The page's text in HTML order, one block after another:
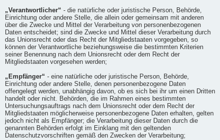
„Verantwortlicher“ - die natürliche oder juristische Person, Behörde,
Einrichtung oder andere Stelle, die allein oder gemeinsam mit anderen
über die Zwecke und Mittel der Verarbeitung von personenbezogenen
Daten entscheidet; sind die Zwecke und Mittel dieser Verarbeitung durch
das Unionsrecht oder das Recht der Mitgliedstaaten vorgegeben, so
können der Verantwortliche beziehungsweise die bestimmten Kriterien
seiner Benennung nach dem Unionsrecht oder dem Recht der
Mitgliedstaaten vorgesehen werden;
„Empfänger“ - eine natürliche oder juristische Person, Behörde,
Einrichtung oder andere Stelle, denen personenbezogene Daten
offengelegt werden, unabhängig davon, ob es sich bei ihr um einen Dritten
handelt oder nicht. Behörden, die im Rahmen eines bestimmten
Untersuchungsauftrags nach dem Unionsrecht oder dem Recht der
Mitgliedstaaten möglicherweise personenbezogene Daten erhalten, gelten
jedoch nicht als Empfänger; die Verarbeitung dieser Daten durch die
genannten Behörden erfolgt im Einklang mit den geltenden
Datenschutzvorschriften gemäß den Zwecken der Verarbeitung;